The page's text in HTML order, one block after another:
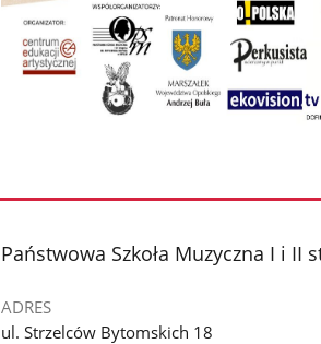
stopka
Państwowa Szkoła Muzyczna I i
ADRES
ul. Strzelców Bytomskich 18